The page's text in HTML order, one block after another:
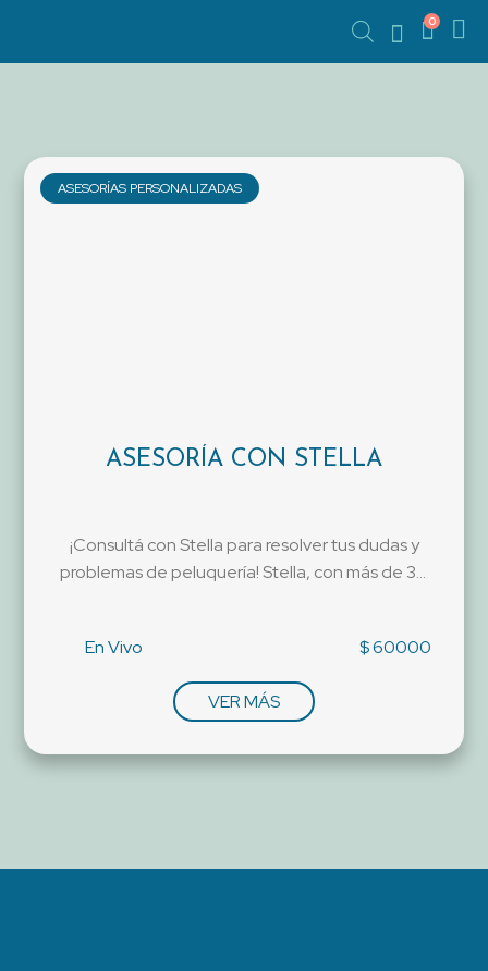
0
ASESORÍAS PERSONALIZADAS
ASESORÍA CON STELLA
¡Consultá con Stella para resolver tus dudas y
problemas de peluquería! Stella, con más de 30
inconveniente de colorimetría o cuestiones
sobre cómo gestionar tu peluquería con éxito.
En Vivo $ 60000
VER MÁS